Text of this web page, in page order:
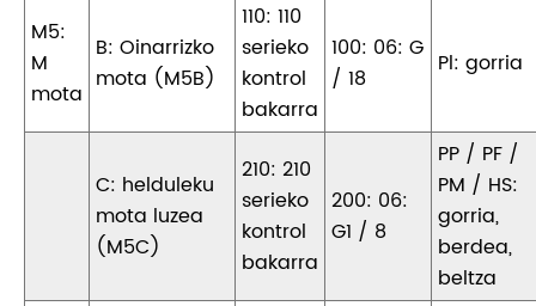
M5:
M
mota
B: Oinarrizko
mota (M5B)
110: 110
serieko
kontrol
bakarra
100: 06: G
/ 18
Pl: gorria
C: helduleku
mota luzea
(M5C)
210: 210
serieko
kontrol
bakarra
200: 06:
G1 / 8
PP / PF /
PM / HS:
gorria,
berdea,
beltza